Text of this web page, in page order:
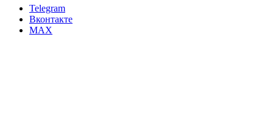
Telegram
Вконтакте
MAX